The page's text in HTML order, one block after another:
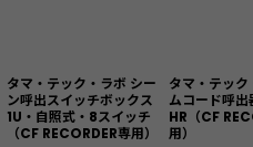
タマ・テック・ラボ シー
ン呼出スイッチボックス
1U・自照式・8スイッチ
（CF RECORDER専用）
タマ・テック
ムコード呼
HR（CF
用）